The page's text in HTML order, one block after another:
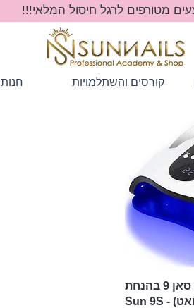
מטורפים לרגל חיסול המלאי!!!
חנות קורסים והשתלמויות
מנורת ייבוש סאן 9 בהנחת